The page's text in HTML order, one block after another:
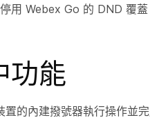
用 Webex Go 的 DND 覆蓋
功能
的內建撥號器執行操作並